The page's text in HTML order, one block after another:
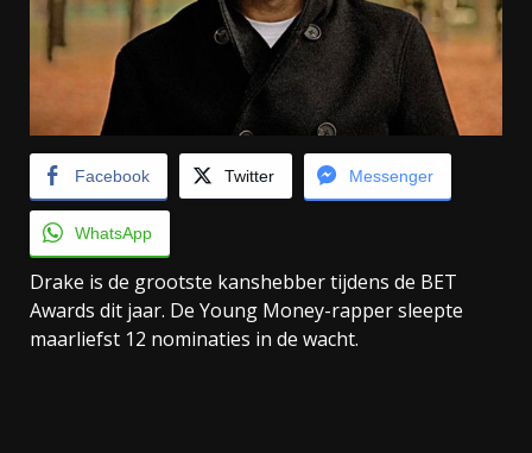
Facebook Twitter Messenger
WhatsApp
Drake is de grootste kanshebber tijdens de BET
Awards dit jaar. De Young Money-rapper sleepte
maarliefst 12 nominaties in de wacht.